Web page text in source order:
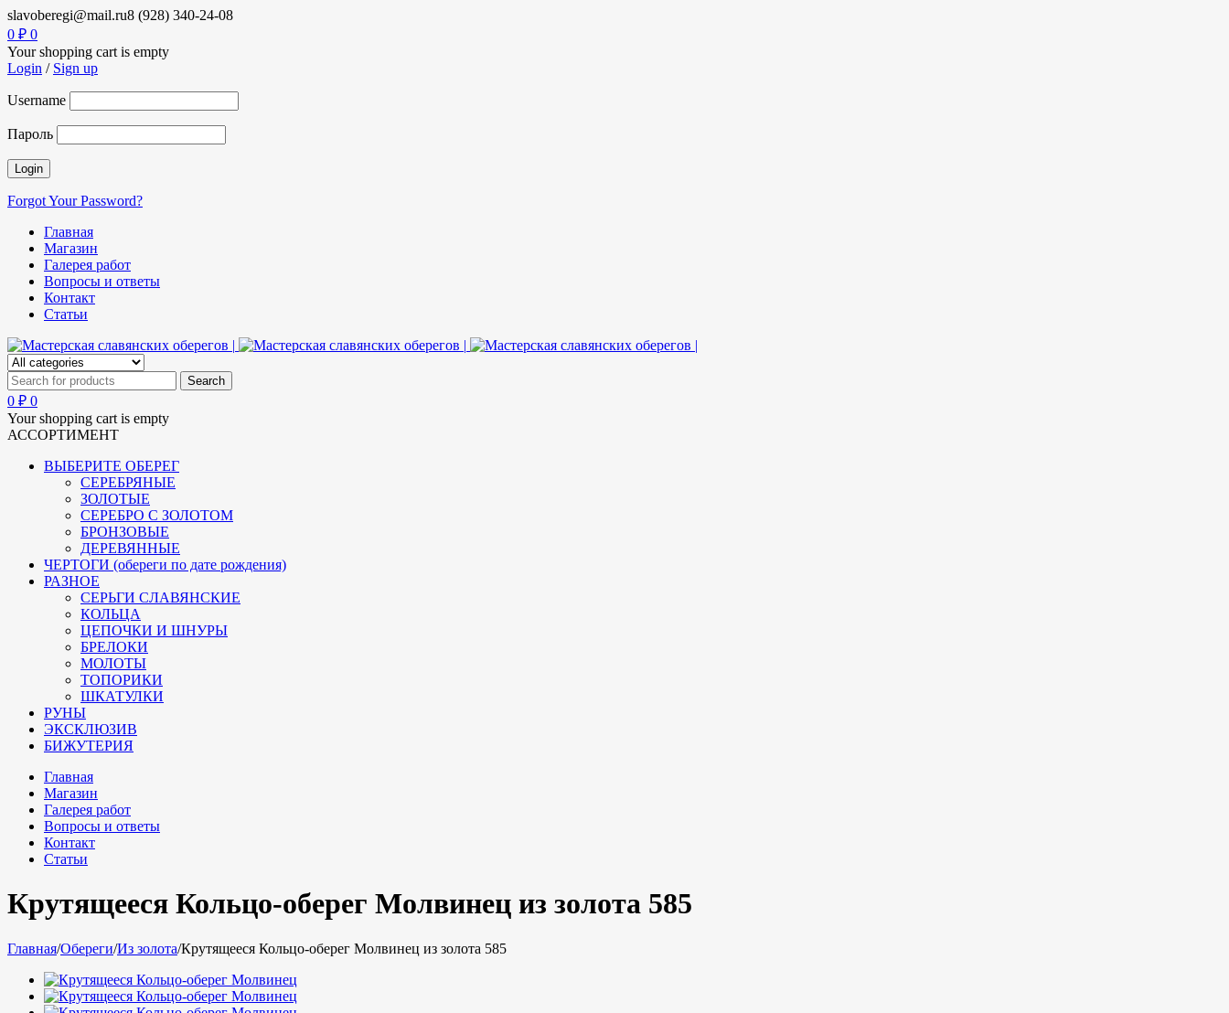
slavoberegi@mail.ru8 (928) 340-24-08
0 ₽ 0
Your shopping cart is empty
Login / Sign up
Username
Пароль
Forgot Your Password?
Главная
Магазин
Галерея работ
Вопросы и ответы
Контакт
Статьи
0 ₽ 0
Your shopping cart is empty
АССОРТИМЕНТ
ВЫБЕРИТЕ ОБЕРЕГ
СЕРЕБРЯНЫЕ
ЗОЛОТЫЕ
СЕРЕБРО С ЗОЛОТОМ
БРОНЗОВЫЕ
ДЕРЕВЯННЫЕ
ЧЕРТОГИ (обереги по дате рождения)
РАЗНОЕ
СЕРЬГИ СЛАВЯНСКИЕ
КОЛЬЦА
ЦЕПОЧКИ И ШНУРЫ
БРЕЛОКИ
МОЛОТЫ
ТОПОРИКИ
ШКАТУЛКИ
РУНЫ
ЭКСКЛЮЗИВ
БИЖУТЕРИЯ
Главная
Магазин
Галерея работ
Вопросы и ответы
Контакт
Статьи
Крутящееся Кольцо-оберег Молвинец из золота 585
Главная/Обереги/Из золота/Крутящееся Кольцо-оберег Молвинец из золота 585